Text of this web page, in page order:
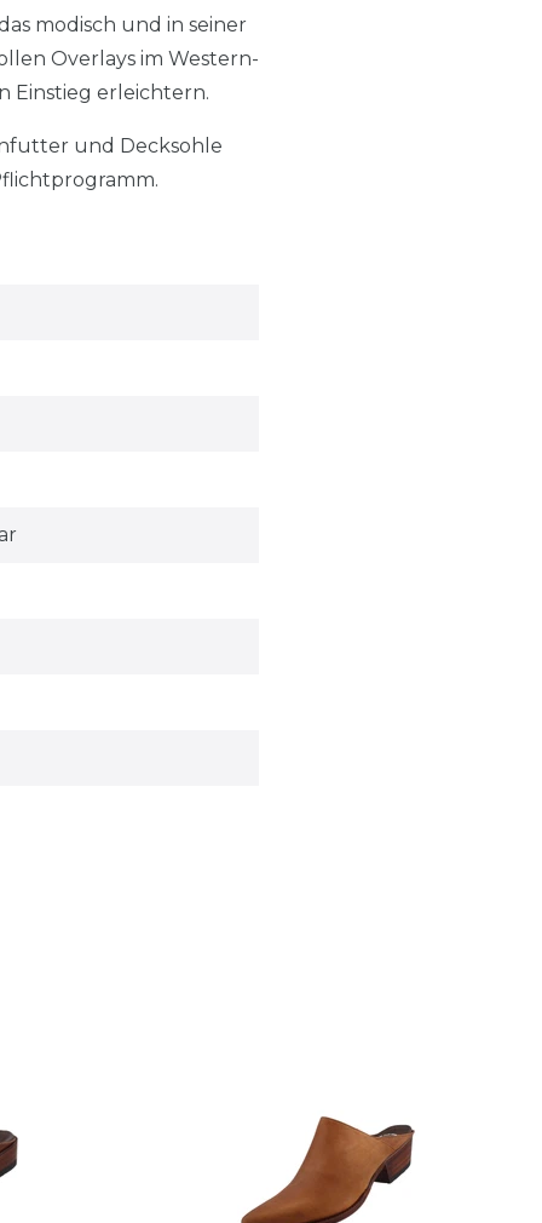
modisch und in seiner
Overlays im Western-
Einstieg erleichtern.
und Decksohle